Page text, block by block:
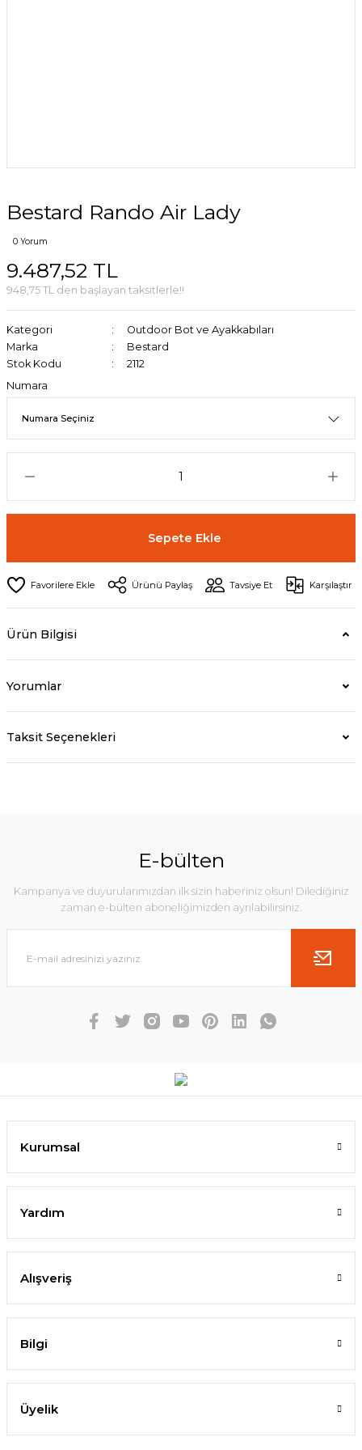
Bestard Rando Air Lady
0 Yorum
9.487,52 TL
948,75 TL den başlayan taksitlerle!!
Kategori
Outdoor Bot ve Ayakkabıları
Marka
Bestard
Stok Kodu
2112
Numara
Sepete Ekle
Ürünü Paylaş Tavsiye Et Karşılaştır
Ürün Bilgisi
Yorumlar
Taksit Seçenekleri
E-bülten
Kampanya ve duyurularımızdan ilk sizin haberiniz olsun! Dilediğiniz
zaman e-bülten aboneliğimizden ayrılabilirsiniz.
Kurumsal
Yardım
Alışveriş
Bilgi
Üyelik